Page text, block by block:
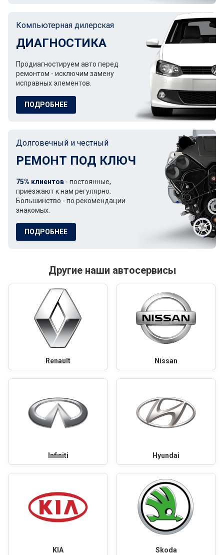
Компьютерная дилерская
ДИАГНОСТИКА
Продиагностируем авто перед
ремонтом - исключим замену
исправных элементов.
ПОДРОБНЕЕ
Долговечный и честный
РЕМОНТ ПОД КЛЮЧ
75% клиентов - постоянные,
приезжают к нам регулярно.
Большинство - по рекомендации
знакомых.
ПОДРОБНЕЕ
Другие наши автосервисы
Renault Nissan
Infiniti Hyundai
KIA Skoda